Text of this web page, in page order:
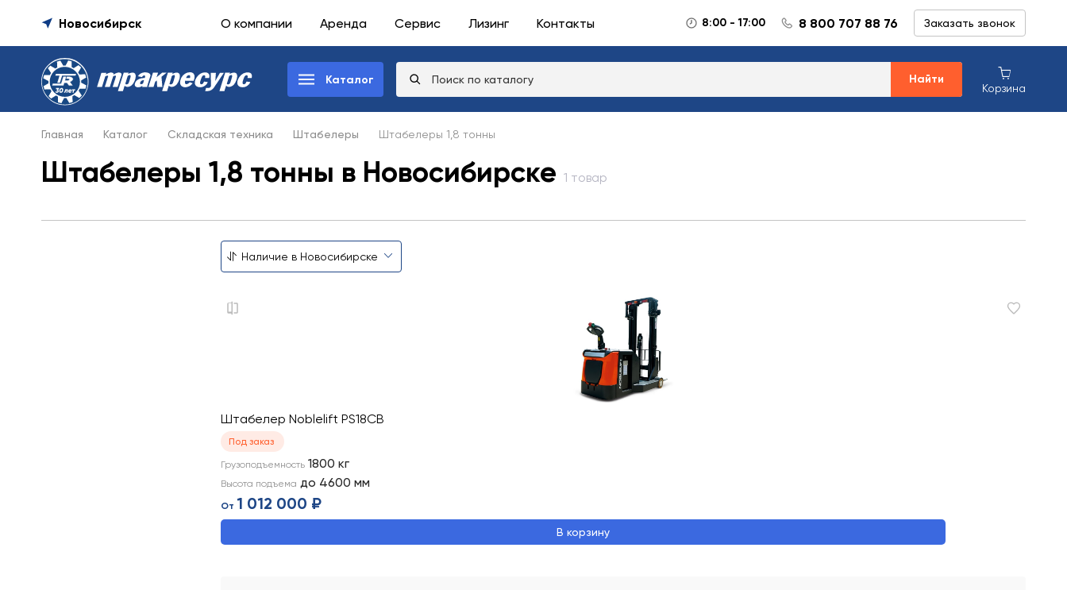
Новосибирск О компании Аренда Сервис Лизинг Контакты 8:00 - 17:00 8 800 707 88 76 Заказать звонок
Каталог Найти
Корзина
Главная Каталог Складская техника Штабелеры Штабелеры 1,8 тонны
Штабелеры 1,8 тонны в Новосибирске 1 товар
Штабелер Noblelift PS18CB
Под заказ
Грузоподъемность 1800 кг
Высота подъема до 4600 мм
От 1 012 000 ₽
В корзину